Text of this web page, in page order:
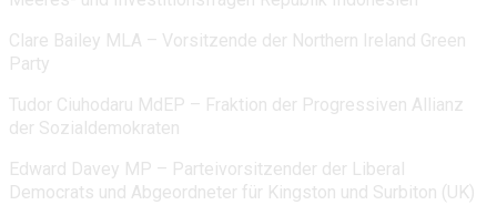
Clare Bailey MLA – Vorsitzende der Northern Ireland Green
Party
Tudor Ciuhodaru MdEP – Fraktion der Progressiven Allianz
der Sozialdemokraten
Edward Davey MP – Parteivorsitzender der Liberal
Democrats und Abgeordneter für Kingston und Surbiton (UK)